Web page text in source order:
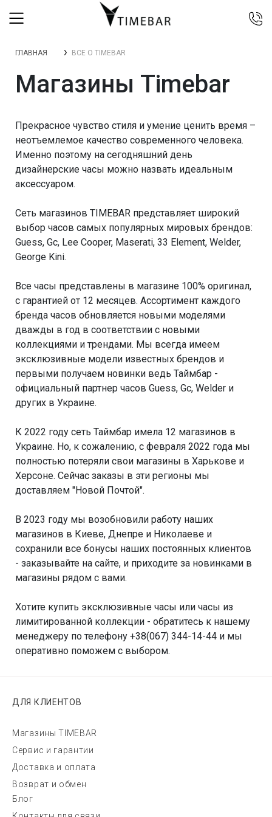
044 392 44 45
099 399 23 80
0 800 305 805
ГЛАВНАЯ ВСЕ О TIMEBAR
Магазины Timebar
Прекрасное чувство стиля и умение ценить время –
неотъемлемое качество современного человека.
Именно поэтому на сегодняшний день
дизайнерские часы можно назвать идеальным
аксессуаром.
Сеть магазинов TIMEBAR представляет широкий
выбор часов самых популярных мировых брендов:
Guess, Gc, Lee Cooper, Maserati, 33 Element, Welder,
George Kini.
Все часы представлены в магазине 100% оригинал,
с гарантией от 12 месяцев. Ассортимент каждого
бренда часов обновляется новыми моделями
дважды в год в соответствии с новыми
коллекциями и трендами. Мы всегда имеем
эксклюзивные модели известных брендов и
первыми получаем новинки ведь Таймбар -
официальный партнер часов Guess, Gc, Welder и
других в Украине.
К 2022 году сеть Таймбар имела 12 магазинов в
Украине. Но, к сожалению, с февраля 2022 года мы
полностью потеряли свои магазины в Харькове и
Херсоне. Сейчас заказы в эти регионы мы
доставляем "Новой Почтой".
В 2023 году мы возобновили работу наших
магазинов в Киеве, Днепре и Николаеве и
сохранили все бонусы наших постоянных клиентов
- заказывайте на сайте, и приходите за новинками в
магазины рядом с вами.
Хотите купить эксклюзивные часы или часы из
лимитированной коллекции - обратитесь к нашему
менеджеру по телефону +38(067) 344-14-44 и мы
оперативно поможем с выбором.
ДЛЯ КЛИЕНТОВ
Магазины TIMEBAR
Сервис и гарантии
Доставка и оплата
Возврат и обмен
Блог